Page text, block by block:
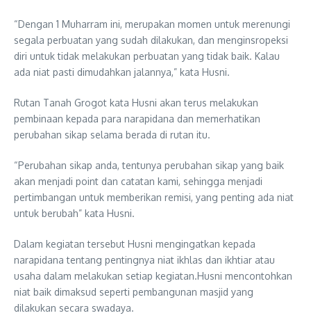
“Dengan 1 Muharram ini, merupakan momen untuk merenungi
segala perbuatan yang sudah dilakukan, dan menginsropeksi
diri untuk tidak melakukan perbuatan yang tidak baik. Kalau
ada niat pasti dimudahkan jalannya,” kata Husni.
Rutan Tanah Grogot kata Husni akan terus melakukan
pembinaan kepada para narapidana dan memerhatikan
perubahan sikap selama berada di rutan itu.
“Perubahan sikap anda, tentunya perubahan sikap yang baik
akan menjadi point dan catatan kami, sehingga menjadi
pertimbangan untuk memberikan remisi, yang penting ada niat
untuk berubah” kata Husni.
Dalam kegiatan tersebut Husni mengingatkan kepada
narapidana tentang pentingnya niat ikhlas dan ikhtiar atau
usaha dalam melakukan setiap kegiatan.Husni mencontohkan
niat baik dimaksud seperti pembangunan masjid yang
dilakukan secara swadaya.